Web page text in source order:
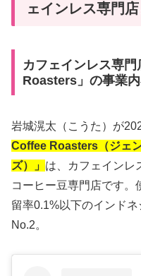
ェインレス専門
カフェインレス専
Roasters」の事業
岩城滉太（こうた）が
Coffee Roasters（ジェ
ズ）」 は、カフェインレ
コーヒー豆専門店です。
留率0.1%以下のインド
No.2。